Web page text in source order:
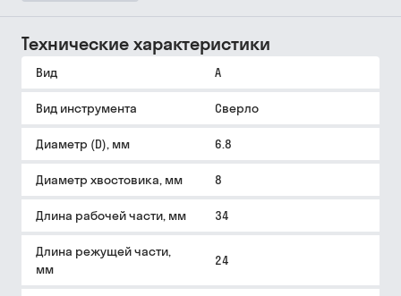
Технические характеристики
Вид A
Вид инструмента Сверло
Диаметр (D), мм 6.8
Диаметр хвостовика, мм 8
Длина рабочей части, мм 34
Длина режущей части,
мм
24